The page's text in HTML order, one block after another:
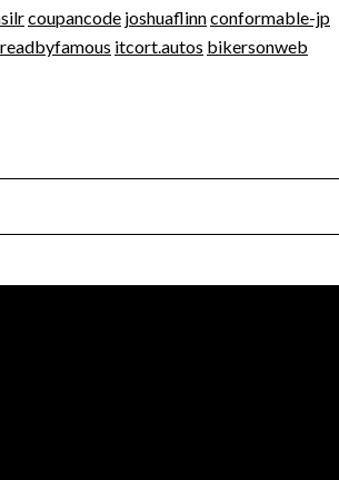
coupancode joshuaflinnconformable-jp
readbyfamous itcort.autos bikersonweb